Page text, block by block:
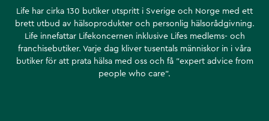
Life har cirka 130 butiker utspritt i Sverige och Norge med ett
brett utbud av hälsoprodukter och personlig hälsorådgivning.
Life innefattar Lifekoncernen inklusive Lifes medlems- och
franchisebutiker. Varje dag kliver tusentals människor in i våra
butiker för att prata hälsa med oss och få ”expert advice from
people who care”.